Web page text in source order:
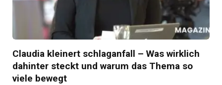
Claudia kleinert schlaganfall – Was wirklich
dahinter steckt und warum das Thema so
viele bewegt